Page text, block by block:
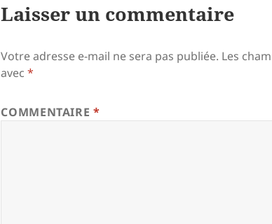
Laisser un commentaire
Votre adresse e-mail ne sera pas publiée. Les
avec*
COMMENTAIRE*